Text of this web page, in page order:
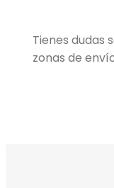
Tienes dudas
zonas de